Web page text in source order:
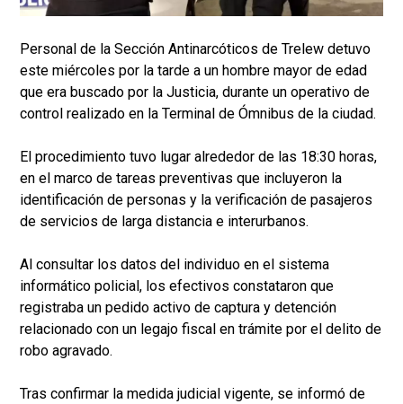
Personal de la Sección Antinarcóticos de Trelew detuvo
este miércoles por la tarde a un hombre mayor de edad
que era buscado por la Justicia, durante un operativo de
control realizado en la Terminal de Ómnibus de la ciudad.
El procedimiento tuvo lugar alrededor de las 18:30 horas,
en el marco de tareas preventivas que incluyeron la
identificación de personas y la verificación de pasajeros
de servicios de larga distancia e interurbanos.
Al consultar los datos del individuo en el sistema
informático policial, los efectivos constataron que
registraba un pedido activo de captura y detención
relacionado con un legajo fiscal en trámite por el delito de
robo agravado.
Tras confirmar la medida judicial vigente, se informó de